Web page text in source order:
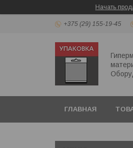
Начать
+375 (29) 155-19-45
ГЛАВНАЯ